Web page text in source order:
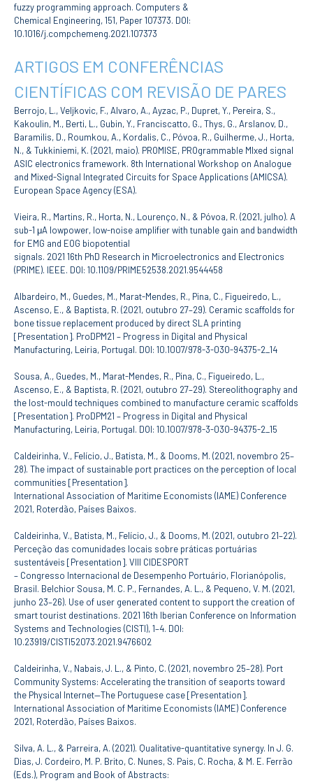
fuzzy programming approach. Computers &
Chemical Engineering, 151, Paper 107373. DOI:
10.1016/j.compchemeng.2021.107373
ARTIGOS EM CONFERÊNCIAS
CIENTÍFICAS COM REVISÃO DE PARES
Berrojo, L., Veljkovic, F., Alvaro, A., Ayzac, P., Dupret, Y., Pereira, S.,
Kakoulin, M., Berti, L., Gubin, Y., Franciscatto, G., Thys, G., Arslanov, D.,
Baramilis, D., Roumkou, A., Kordalis, C., Póvoa, R., Guilherme, J., Horta,
N., & Tukkiniemi, K. (2021, maio). PROMISE, PROgrammable MIxed signal
ASIC electronics framework. 8th International Workshop on Analogue
and Mixed-Signal Integrated Circuits for Space Applications (AMICSA).
European Space Agency (ESA).
Vieira, R., Martins, R., Horta, N., Lourenço, N., & Póvoa, R. (2021, julho). A
sub-1 μA lowpower, low-noise amplifier with tunable gain and bandwidth
for EMG and EOG biopotential
signals. 2021 16th PhD Research in Microelectronics and Electronics
(PRIME). IEEE. DOI: 10.1109/PRIME52538.2021.9544458
Albardeiro, M., Guedes, M., Marat-Mendes, R., Pina, C., Figueiredo, L.,
Ascenso, E., & Baptista, R. (2021, outubro 27–29). Ceramic scaffolds for
bone tissue replacement produced by direct SLA printing
[Presentation]. ProDPM21 – Progress in Digital and Physical
Manufacturing, Leiria, Portugal. DOI: 10.1007/978-3-030-94375-2_14
Sousa, A., Guedes, M., Marat-Mendes, R., Pina, C., Figueiredo, L.,
Ascenso, E., & Baptista, R. (2021, outubro 27–29). Stereolithography and
the lost-mould techniques combined to manufacture ceramic scaffolds
[Presentation]. ProDPM21 – Progress in Digital and Physical
Manufacturing, Leiria, Portugal. DOI: 10.1007/978-3-030-94375-2_15
Caldeirinha, V., Felício, J., Batista, M., & Dooms, M. (2021, novembro 25–
28). The impact of sustainable port practices on the perception of local
communities [Presentation].
International Association of Maritime Economists (IAME) Conference
2021, Roterdão, Países Baixos.
Caldeirinha, V., Batista, M., Felício, J., & Dooms, M. (2021, outubro 21–22).
Perceção das comunidades locais sobre práticas portuárias
sustentáveis [Presentation]. VIII CIDESPORT
– Congresso Internacional de Desempenho Portuário, Florianópolis,
Brasil. Belchior Sousa, M. C. P., Fernandes, A. L., & Pequeno, V. M. (2021,
junho 23–26). Use of user generated content to support the creation of
smart tourist destinations. 2021 16th Iberian Conference on Information
Systems and Technologies (CISTI), 1–4. DOI:
10.23919/CISTI52073.2021.9476602
Caldeirinha, V., Nabais, J. L., & Pinto, C. (2021, novembro 25–28). Port
Community Systems: Accelerating the transition of seaports toward
the Physical Internet—The Portuguese case [Presentation].
International Association of Maritime Economists (IAME) Conference
2021, Roterdão, Países Baixos.
Silva, A. L., & Parreira, A. (2021). Qualitative-quantitative synergy. In J. G.
Dias, J. Cordeiro, M. P. Brito, C. Nunes, S. Pais, C. Rocha, & M. E. Ferrão
(Eds.), Program and Book of Abstracts: